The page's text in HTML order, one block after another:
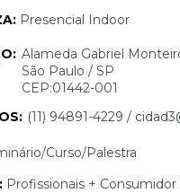
Presencial Indoor
Alameda Gabriel
São Paulo / SP
CEP:01442-001
(11) 94891-4229 /
Curso/Palestra
Profissionais + Consumidor